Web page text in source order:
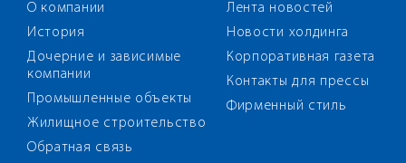
О компании
История
Дочерние и зависимые
компании
Промышленные объекты
Жилищное строительство
Обратная связь
Лента новостей
Новости холдинга
Корпоративная газета
Контакты для прессы
Фирменный стиль